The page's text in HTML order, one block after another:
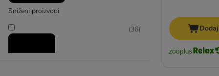
Sniženi proizvodi
(36)